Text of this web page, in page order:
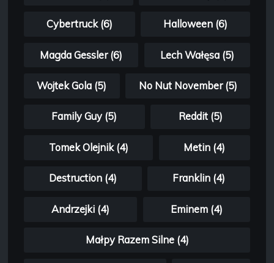
Cybertruck (6) Halloween (6)
Magda Gessler (6) Lech Wałęsa (5)
Wojtek Gola (5) No Nut November (5)
Family Guy (5) Reddit (5)
Tomek Olejnik (4) Metin (4)
Destruction (4) Franklin (4)
Andrzejki (4) Eminem (4)
Małpy Razem Silne (4)